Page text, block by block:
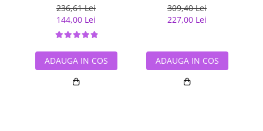
236,61 Lei
144,00 Lei
ADAUGA IN COS
309,40 Lei
227,00 Lei
ADAUGA IN COS